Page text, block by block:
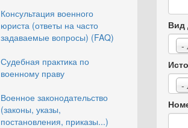
Консультация военного
юриста (ответы на часто
задаваемые вопросы) (FAQ)
Судебная практика по
военному праву
Военное законодательство
(законы, указы,
постановления, приказы...)
Вид
-
-